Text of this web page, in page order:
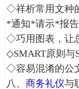
◇祥析常用文种
*通知*请示*报
◇巧用图表，让
◇SMART原则与
◇容易混淆的公
八、 商务礼仪与